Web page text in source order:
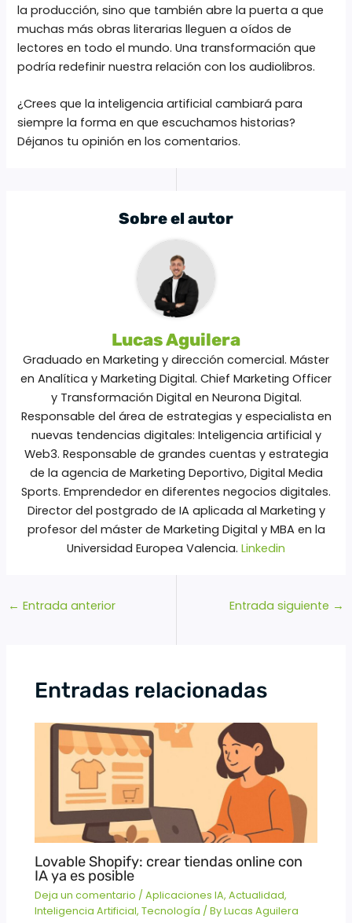
la producción, sino que también abre la puerta a que
muchas más obras literarias lleguen a oídos de
lectores en todo el mundo. Una transformación que
podría redefinir nuestra relación con los audiolibros.
¿Crees que la inteligencia artificial cambiará para
siempre la forma en que escuchamos historias?
Déjanos tu opinión en los comentarios.
Sobre el autor
Lucas Aguilera
Graduado en Marketing y dirección comercial. Máster
en Analítica y Marketing Digital. Chief Marketing Officer
y Transformación Digital en Neurona Digital.
Responsable del área de estrategias y especialista en
nuevas tendencias digitales: Inteligencia artificial y
Web3. Responsable de grandes cuentas y estrategia
de la agencia de Marketing Deportivo, Digital Media
Sports. Emprendedor en diferentes negocios digitales.
Director del postgrado de IA aplicada al Marketing y
profesor del máster de Marketing Digital y MBA en la
Universidad Europea Valencia. Linkedin
← Entrada anterior Entrada siguiente →
Entradas relacionadas
Lovable Shopify: crear tiendas online con
IA ya es posible
Deja un comentario /Aplicaciones IA,Actualidad,
Inteligencia Artificial,Tecnología / ByLucas Aguilera